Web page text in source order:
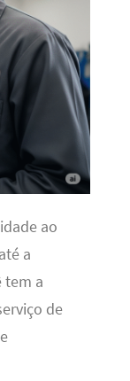
ao
a
tem a
de